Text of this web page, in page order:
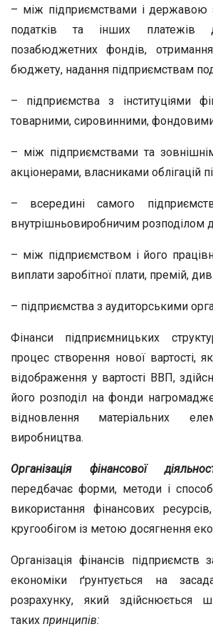
– між підприємствами і державою
податків та інших
позабюджетних фондів,
бюджету, надання підприємствам
– підприємства з інституціями
товарними, сировинними,
– між підприємствами та
акціонерами, власниками облігацій
– всередині самого
внутрішньовиробничим розподілом
– між підприємством і його
виплати заробітної плати, премій,
– підприємства з аудиторськими
Фінанси підприємницьких
процес створення нової вартості,
відображення у вартості ВВП,
його розподіл на фонди
відновлення матеріальних
виробництва.
Організація фінансової
передбачає форми, методи і
використання фінансових
кругообігом із метою досягнення
Організація фінансів
економіки ґрунтується на
розрахунку, який здійснюється
таких принципів: